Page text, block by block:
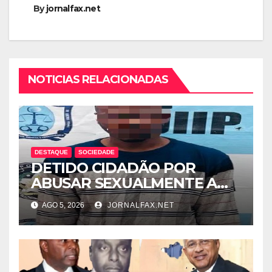
Byjornalfax.net
NOTICIAS RELACIONADAS
DESTAQUE SOCIEDADE
DETIDO CIDADÃO POR
ABUSAR SEXUALMENTE A
CUNHADA MENOR DE IDADE
AGO 5, 2026 JORNALFAX.NET